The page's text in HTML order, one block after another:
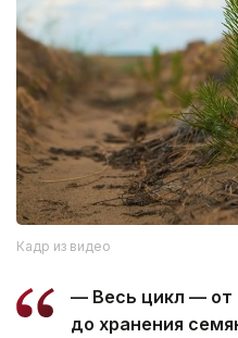
Кадр из видео
— Весь цикл — от
до хранения